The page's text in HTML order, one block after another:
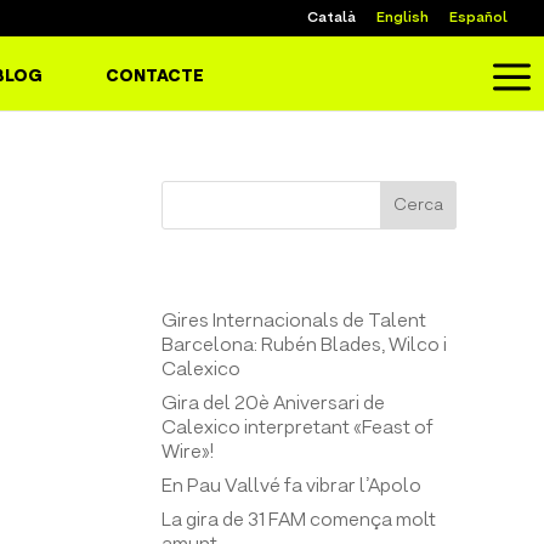
Català English Español
CONTACTE a
Cerca
Gires Internacionals de Talent
Barcelona: Rubén Blades, Wilco i
Calexico
Gira del 20è Aniversari de
Calexico interpretant «Feast of
Wire»!
En Pau Vallvé fa vibrar l’Apolo
La gira de 31 FAM comença molt